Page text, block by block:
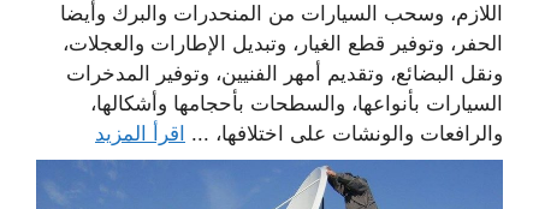
اللازم، وسحب السيارات من المنحدرات والبرك وأيضا
الحفر، وتوفير قطع الغيار، وتبديل الإطارات والعجلات،
ونقل البضائع، وتقديم أمهر الفنيين، وتوفير المدخرات
السيارات بأنواعها، والسطحات بأحجامها وأشكالها،
والرافعات والونشات على اختلافها، ... اقرأ المزيد